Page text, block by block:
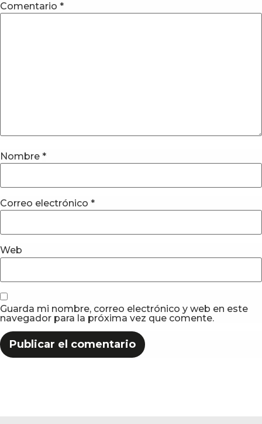
Comentario *
Nombre *
Correo electrónico *
Web
Guarda mi nombre, correo electrónico y web en este
navegador para la próxima vez que comente.